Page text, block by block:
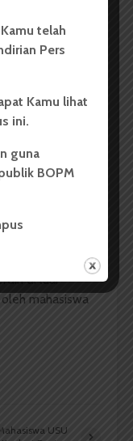
2023
di luar
mahasiswa
USU
telah
Pers
Kamu lihat
ini.
guna
BOPM